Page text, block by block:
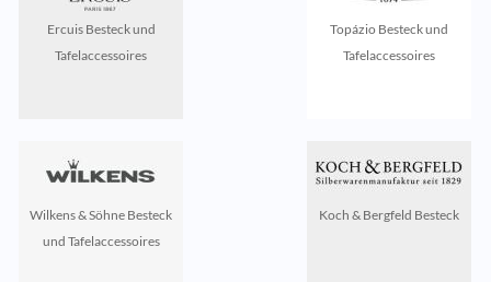
Ercuis Besteck und
Tafelaccessoires
Topázio Besteck und
Tafelaccessoires
Wilkens & Söhne Besteck
und Tafelaccessoires
Koch & Bergfeld Besteck